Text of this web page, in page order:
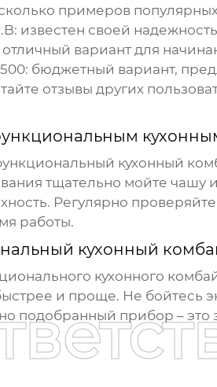
примеров
: известен своей
отличный вариант для
: бюджетный вариант,
отзывы других
кухонный
тщательно мойте чашу
Регулярно
работы.
кухонный
кухонного
и проще. Не бойтесь
подобранный прибор – это